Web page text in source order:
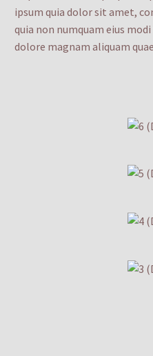
ipsum quia dolor sit amet,
quia non numquam eius
dolore magnam aliquam